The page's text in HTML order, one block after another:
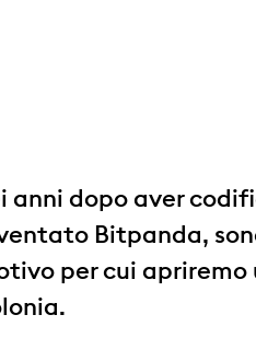
anni dopo aver
Bitpanda,
per cui apriremo